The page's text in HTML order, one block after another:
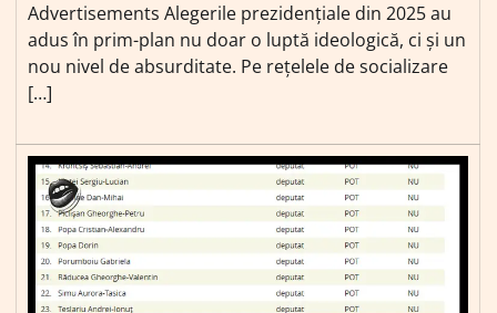
Advertisements Alegerile prezidențiale din 2025 au
adus în prim-plan nu doar o luptă ideologică, ci și un
nou nivel de absurditate. Pe rețelele de socializare
[…]